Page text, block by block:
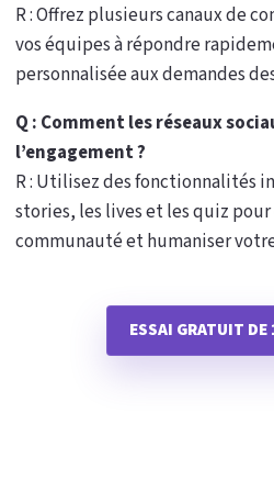
R : Offrez plusieurs canaux de
vos équipes à répondre
personnalisée aux demandes
Q : Comment les réseaux
l’engagement ?
R : Utilisez des fonctionnalités
stories, les lives et les quiz
communauté et humaniser
ESSAI GRATUIT DE